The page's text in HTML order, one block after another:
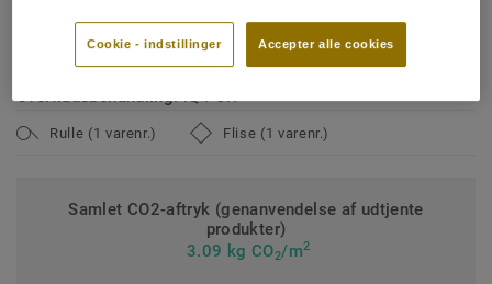
Klassificering Erhverv – brugsklasse:34 Meget høj trafik
Klassificering Industri – brugsklasse:
Overfladebehandling:iQ PUR
Rulle (1 varenr.) Flise (1 varenr.)
Samlet CO2-aftryk (genanvendelse af udtjente
produkter)
3.09 kg CO2/m2
Accepter alle cookies
Cookie - indstillinger